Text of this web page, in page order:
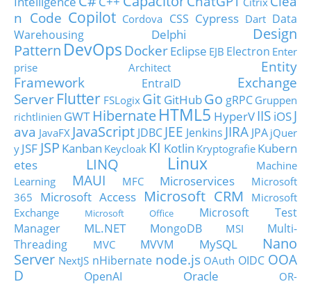
n Code Copilot Cordova CSS Cypress Dart Data
Warehousing
Delphi
Design
Pattern DevOps DockerEclipse EJB Electron Enter
prise Architect
Entity
Framework
EntraID
Exchange
Server Flutter FSLogix Git GitHubGo gRPC Gruppen
richtlinien GWT HibernateHTML5 HyperVIIS iOSJ
ava JavaFX JavaScript JDBC JEE Jenkins JIRA JPA jQuer
y JSF JSP Kanban Keycloak KI Kotlin Kryptografie Kubern
etes
LINQ Linux
Machine
Learning
MAUI MFC Microservices
Microsoft
365
Microsoft Access Microsoft CRM
Microsoft
Exchange
Microsoft Office
Microsoft Test
Manager
ML.NET MongoDB MSI
Multi-
Threading
MVC MVVM MySQL
Nano
Server NextJS nHibernate node.js OAuth OIDC OOA
D
OpenAI Oracle
OR-